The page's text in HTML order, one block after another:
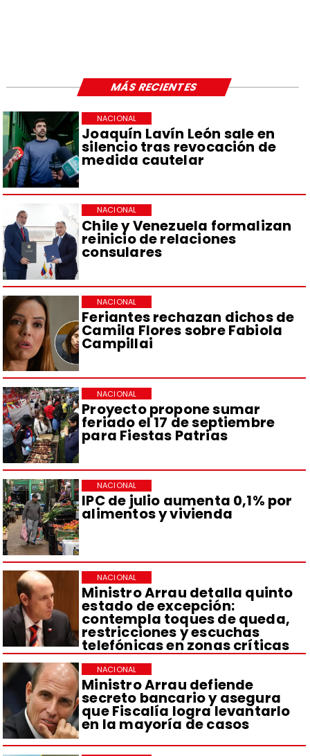
Joaquín Lavín León sale en
silencio tras revocación de
medida cautelar
NACIONAL
Chile y Venezuela formalizan
reinicio de relaciones
consulares
NACIONAL
Feriantes rechazan dichos de
Camila Flores sobre Fabiola
Campillai
NACIONAL
Proyecto propone sumar
feriado el 17 de septiembre
para Fiestas Patrias
NACIONAL
IPC de julio aumenta 0,1% por
alimentos y vivienda
NACIONAL
Ministro Arrau detalla quinto
estado de excepción:
contempla toques de queda,
restricciones y escuchas
telefónicas en zonas críticas
NACIONAL
Ministro Arrau defiende
secreto bancario y asegura
que Fiscalía logra levantarlo
en la mayoría de casos
NACIONAL
MÁS RECIENTES